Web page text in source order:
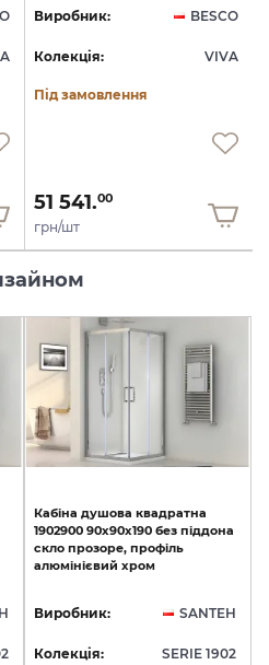
Виробник: BESCO
Колекція: VIVA
Під замовлення
51 541.00
грн/шт
Кабіна душова квадратна
1902900 90х90х190 без піддона
скло прозоре, профіль
алюмінієвий хром
Виробник: SANTEH
Колекція: SERIE 1902